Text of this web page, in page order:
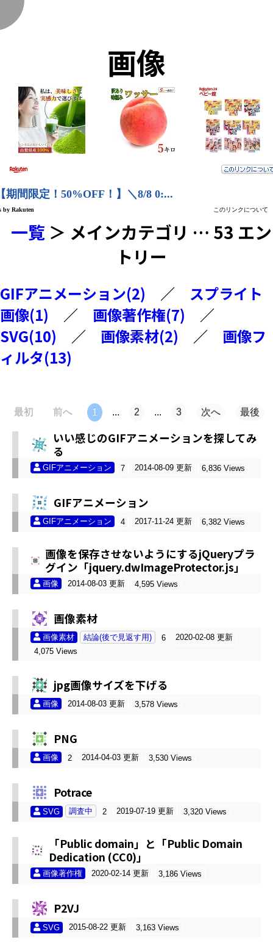
画像
一覧 ＞ メインカテゴリ … 53 エン
トリー
GIFアニメーション(2) ／ スプライト
画像(1) ／ 画像著作権(7) ／
SVG(10) ／ 画像素材(2) ／ 画像フ
ィルタ(13)
最初 前へ 1 ... 2 ... 3 次へ 最後
いい感じのGIFアニメーションを探してみ
る
GIFアニメーション 7 2014-08-09 更新 6,836 Views
GIFアニメーション
GIFアニメーション 4 2017-11-24 更新 6,382 Views
画像を保存させないようにするjQueryプラ
グイン「jquery.dwImageProtector.js」
画像 2014-08-03 更新 4,595 Views
画像素材
画像素材 結論(後で見返す用) 6
2020-02-08 更新
4,075 Views
jpg画像サイズを下げる
画像 2014-08-03 更新 3,578 Views
PNG
画像 2 2014-04-03 更新 3,530 Views
Potrace
SVG 調査中 2 2019-07-19 更新 3,320 Views
「Public domain」と「Public Domain
Dedication (CC0)」
画像著作権 2020-02-14 更新 3,186 Views
P2VJ
SVG 2015-08-22 更新 3,163 Views